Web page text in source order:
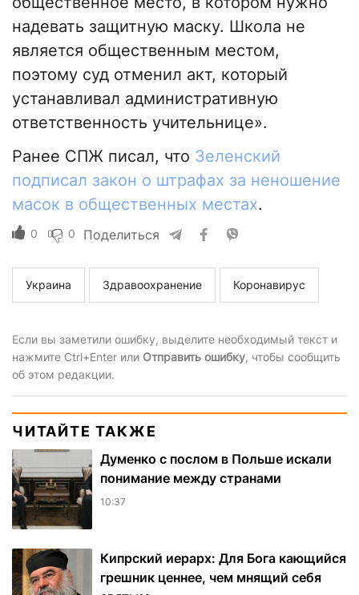
надевать защитную маску. Школа не
является общественным местом,
поэтому суд отменил акт, который
устанавливал административную
ответственность учительнице».
Ранее СПЖ писал, что Зеленский
подписал закон о штрафах за неношение
масок в общественных местах.
0 0 Поделиться
Украина Здравоохранение Коронавирус
Если вы заметили ошибку, выделите необходимый текст и
нажмите Ctrl+Enter или Отправить ошибку, чтобы сообщить
об этом редакции.
ЧИТАЙТЕ ТАКЖЕ
Думенко с послом в Польше искали
понимание между странами
10:37
Кипрский иерарх: Для Бога кающийся
грешник ценнее, чем мнящий себя